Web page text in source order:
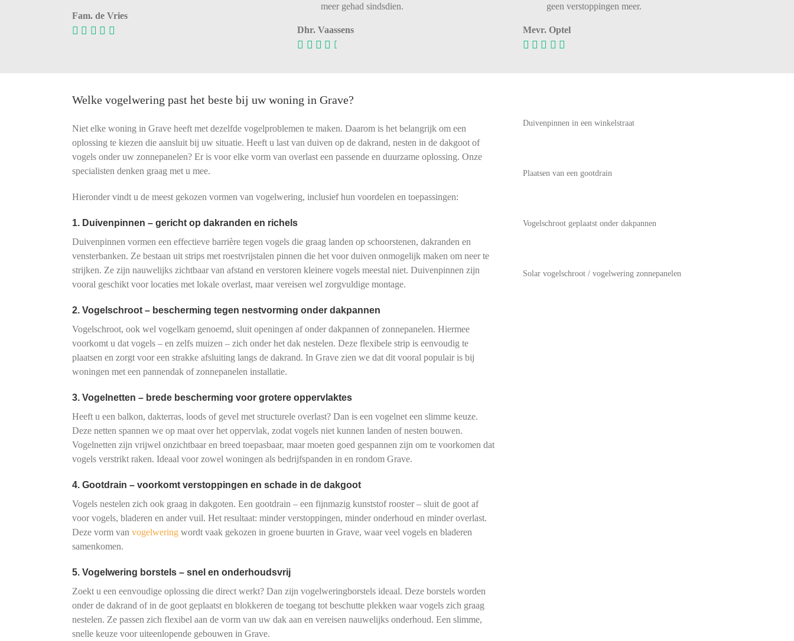
Fam. de Vries
meer gehad sindsdien.
Dhr. Vaassens
geen verstoppingen meer.
Mevr. Optel
Welke vogelwering past het beste bij uw woning in Grave?
Niet elke woning in Grave heeft met dezelfde vogelproblemen te maken. Daarom is het belangrijk om een
oplossing te kiezen die aansluit bij uw situatie. Heeft u last van duiven op de dakrand, nesten in de dakgoot of
vogels onder uw zonnepanelen? Er is voor elke vorm van overlast een passende en duurzame oplossing. Onze
specialisten denken graag met u mee.
Hieronder vindt u de meest gekozen vormen van vogelwering, inclusief hun voordelen en toepassingen:
1. Duivenpinnen – gericht op dakranden en richels
Duivenpinnen vormen een effectieve barrière tegen vogels die graag landen op schoorstenen, dakranden en
vensterbanken. Ze bestaan uit strips met roestvrijstalen pinnen die het voor duiven onmogelijk maken om neer te
strijken. Ze zijn nauwelijks zichtbaar van afstand en verstoren kleinere vogels meestal niet. Duivenpinnen zijn
vooral geschikt voor locaties met lokale overlast, maar vereisen wel zorgvuldige montage.
2. Vogelschroot – bescherming tegen nestvorming onder dakpannen
Vogelschroot, ook wel vogelkam genoemd, sluit openingen af onder dakpannen of zonnepanelen. Hiermee
voorkomt u dat vogels – en zelfs muizen – zich onder het dak nestelen. Deze flexibele strip is eenvoudig te
plaatsen en zorgt voor een strakke afsluiting langs de dakrand. In Grave zien we dat dit vooral populair is bij
woningen met een pannendak of zonnepanelen installatie.
3. Vogelnetten – brede bescherming voor grotere oppervlaktes
Heeft u een balkon, dakterras, loods of gevel met structurele overlast? Dan is een vogelnet een slimme keuze.
Deze netten spannen we op maat over het oppervlak, zodat vogels niet kunnen landen of nesten bouwen.
Vogelnetten zijn vrijwel onzichtbaar en breed toepasbaar, maar moeten goed gespannen zijn om te voorkomen dat
vogels verstrikt raken. Ideaal voor zowel woningen als bedrijfspanden in en rondom Grave.
4. Gootdrain – voorkomt verstoppingen en schade in de dakgoot
Vogels nestelen zich ook graag in dakgoten. Een gootdrain – een fijnmazig kunststof rooster – sluit de goot af
voor vogels, bladeren en ander vuil. Het resultaat: minder verstoppingen, minder onderhoud en minder overlast.
Deze vorm van vogelweringwordt vaak gekozen in groene buurten in Grave, waar veel vogels en bladeren
samenkomen.
5. Vogelwering borstels – snel en onderhoudsvrij
Zoekt u een eenvoudige oplossing die direct werkt? Dan zijn vogelweringborstels ideaal. Deze borstels worden
onder de dakrand of in de goot geplaatst en blokkeren de toegang tot beschutte plekken waar vogels zich graag
nestelen. Ze passen zich flexibel aan de vorm van uw dak aan en vereisen nauwelijks onderhoud. Een slimme,
snelle keuze voor uiteenlopende gebouwen in Grave.
Duivenpinnen in een winkelstraat
Plaatsen van een gootdrain
Vogelschroot geplaatst onder dakpannen
Solar vogelschroot / vogelwering zonnepanelen